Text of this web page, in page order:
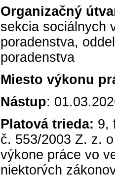
Organizačný
sekcia sociálnych
poradenstva,
poradenstva
Miesto výkonu
Nástup:
Platová trieda: 9,
č. 553/2003 Z. z.
výkone práce vo
niektorých